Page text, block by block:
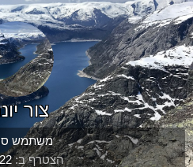
צור
משתמש
הצטרף ב